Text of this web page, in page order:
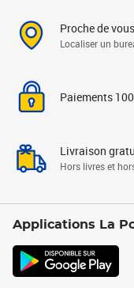
Proche de vous
Localiser un
Paiements
Livraison
Hors livres et
Applications La